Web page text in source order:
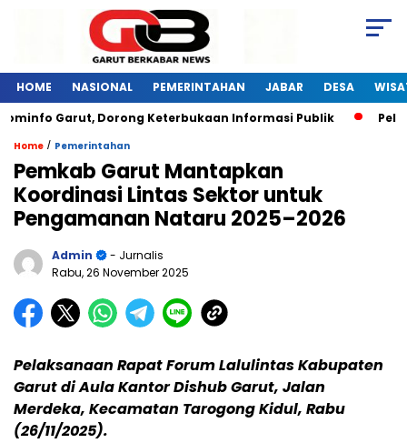
HOME NASIONAL PEMERINTAHAN JABAR DESA
Garut, Dorong Keterbukaan Informasi Publik
Home / Pemerintahan
Pemkab Garut Mantapkan
Koordinasi Lintas Sektor untuk
Pengamanan Nataru 2025–2026
Admin
- Jurnalis
Rabu, 26 November 2025
Pelaksanaan Rapat Forum Lalulintas Kabupaten
Garut di Aula Kantor Dishub Garut, Jalan
Merdeka, Kecamatan Tarogong Kidul, Rabu
(26/11/2025).